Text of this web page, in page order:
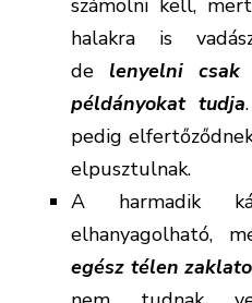
számolni kell,
halakra is
de lenyelni
példányokat tudja
pedig
elpusztulnak.
A harmadik
elhanyagolható,
egész télen